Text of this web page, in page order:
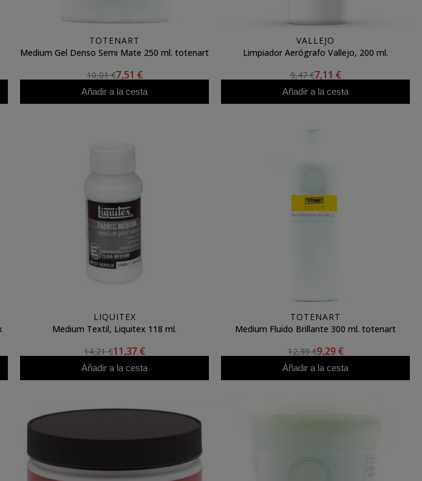
TOTENART
Medium Gel Denso Semi Mate 250 ml. totenart
10,01 €7,51 €
Añadir a la cesta
VALLEJO
Limpiador Aerógrafo Vallejo, 200 ml.
9,47 €7,11 €
Añadir a la cesta
LIQUITEX
Medium Textil, Liquitex 118 ml.
14,21 €11,37 €
Añadir a la cesta
TOTENART
Medium Fluido Brillante 300 ml. totenart
12,39 €9,29 €
Añadir a la cesta